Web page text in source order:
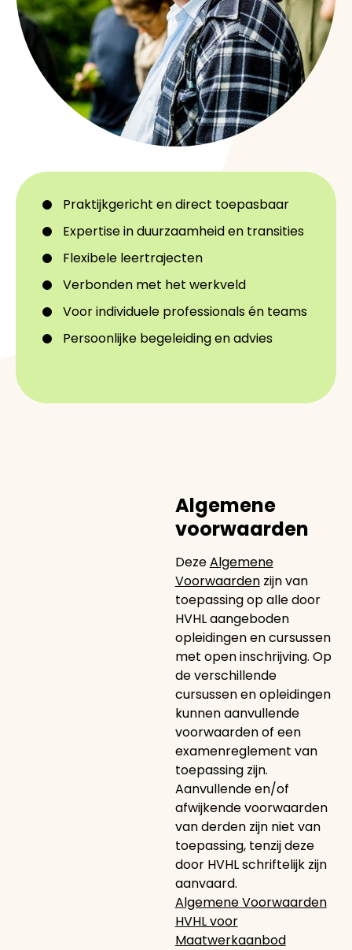
Praktijkgericht en direct toepasbaar
Expertise in duurzaamheid en transities
Flexibele leertrajecten
Verbonden met het werkveld
Voor individuele professionals én teams
Persoonlijke begeleiding en advies
Algemene
voorwaarden
DezeAlgemene
Voorwaardenzijn van
toepassing op alle door
HVHL aangeboden
opleidingen en cursussen
met open inschrijving. Op
de verschillende
cursussen en opleidingen
kunnen aanvullende
voorwaarden of een
examenreglement van
toepassing zijn.
Aanvullende en/of
afwijkende voorwaarden
van derden zijn niet van
toepassing, tenzij deze
door HVHL schriftelijk zijn
aanvaard.
Algemene Voorwaarden
HVHL voor
Maatwerkaanbod